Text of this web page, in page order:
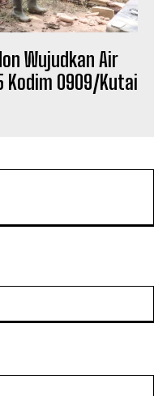
Wujudkan Air
Kodim 0909/Kutai